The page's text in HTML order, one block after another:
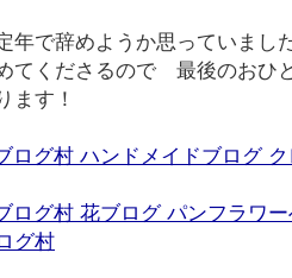
年で辞めようか思っていま
てくださるので 最後のおひ
ます！
グ村